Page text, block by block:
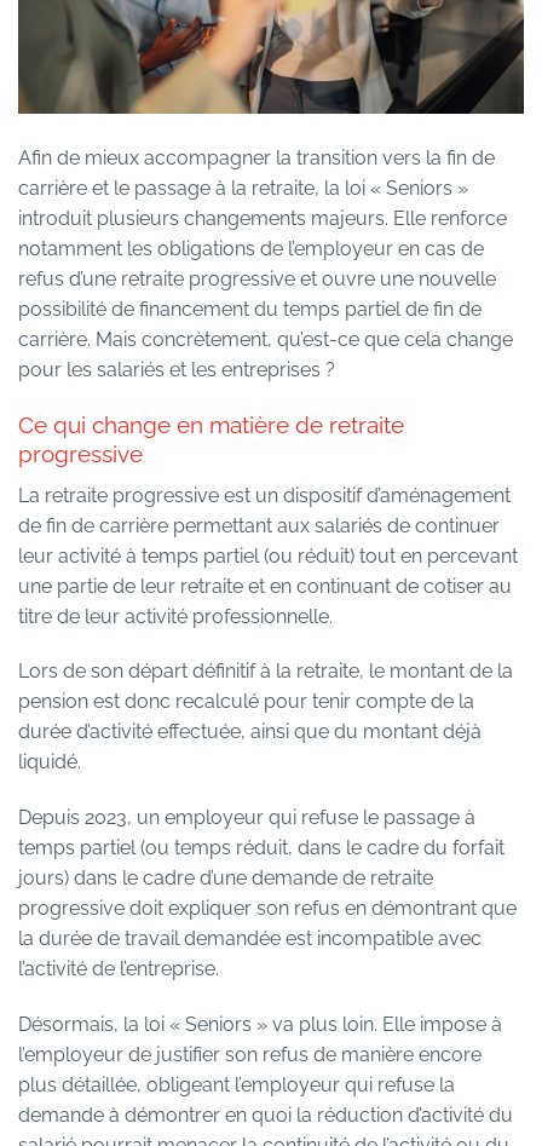
Afin de mieux accompagner la transition vers la fin de
carrière et le passage à la retraite, la loi « Seniors »
introduit plusieurs changements majeurs. Elle renforce
notamment les obligations de l’employeur en cas de
refus d’une retraite progressive et ouvre une nouvelle
possibilité de financement du temps partiel de fin de
carrière. Mais concrètement, qu’est-ce que cela change
pour les salariés et les entreprises ?
Ce qui change en matière de retraite
progressive
La retraite progressive est un dispositif d’aménagement
de fin de carrière permettant aux salariés de continuer
leur activité à temps partiel (ou réduit) tout en percevant
une partie de leur retraite et en continuant de cotiser au
titre de leur activité professionnelle.
Lors de son départ définitif à la retraite, le montant de la
pension est donc recalculé pour tenir compte de la
durée d’activité effectuée, ainsi que du montant déjà
liquidé.
Depuis 2023, un employeur qui refuse le passage à
temps partiel (ou temps réduit, dans le cadre du forfait
jours) dans le cadre d’une demande de retraite
progressive doit expliquer son refus en démontrant que
la durée de travail demandée est incompatible avec
l’activité de l’entreprise.
Désormais, la loi « Seniors » va plus loin. Elle impose à
l’employeur de justifier son refus de manière encore
plus détaillée, obligeant l’employeur qui refuse la
demande à démontrer en quoi la réduction d’activité du